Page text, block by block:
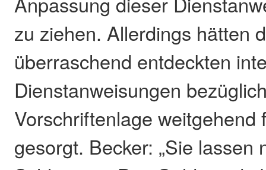
zu ziehen. Allerdings hätten
überraschend entdeckten
Dienstanweisungen
Vorschriftenlage weitgehend
gesorgt. Becker: „Sie lassen